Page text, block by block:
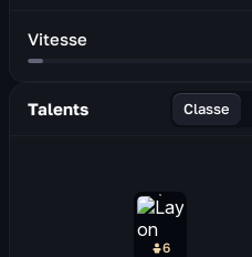
Vitesse
Talents Classe
6